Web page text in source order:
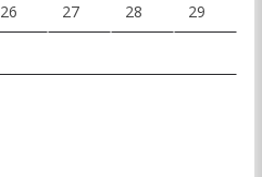
26 27 28 29